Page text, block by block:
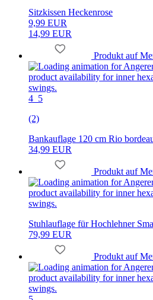
Sitzkissen Heckenrose
9,99 EUR
14,99 EUR
Produkt auf
4_5
(2)
Bankauflage 120 cm Rio
34,99 EUR
Produkt auf
Stuhlauflage für Hochlehner
79,99 EUR
Produkt auf